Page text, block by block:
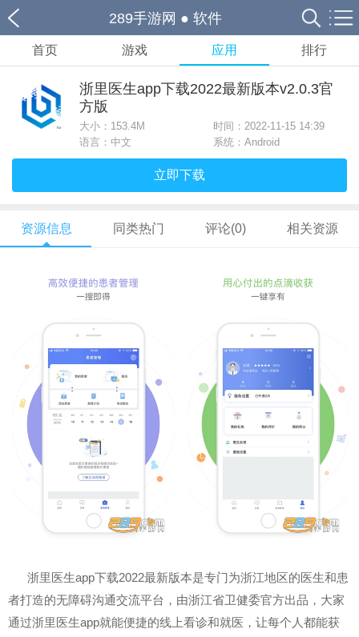
289手游网 ● 软件
首页 游戏 应用 排行
浙里医生app下载2022最新版本v2.0.3官
方版
大小： 153.4M
时间：2022-11-15 14:39
语言：中文
系统：Android
立即下载
资源信息 同类热门 评论(0) 相关资源
浙里医生app下载2022最新版本是专门为浙江地区的医生和患
者打造的无障碍沟通交流平台，由浙江省卫健委官方出品，大家
通过浙里医生app就能便捷的线上看诊和就医，让每个人都能获